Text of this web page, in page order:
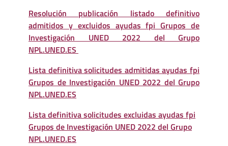
Resolución publicación listado definitivo
admitidos y excluidos ayudas fpi Grupos de
Investigación UNED 2022 del Grupo
NPL.UNED.ES
Lista definitiva solicitudes admitidas ayudas fpi
Grupos de Investigación UNED 2022 del Grupo
NPL.UNED.ES
Lista definitiva solicitudes excluidas ayudas fpi
Grupos de Investigación UNED 2022 del Grupo
NPL.UNED.ES